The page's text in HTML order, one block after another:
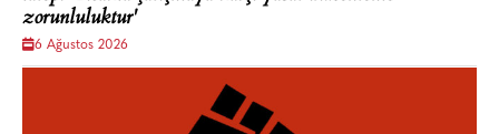
zorunluluktur'
6 Ağustos 2026